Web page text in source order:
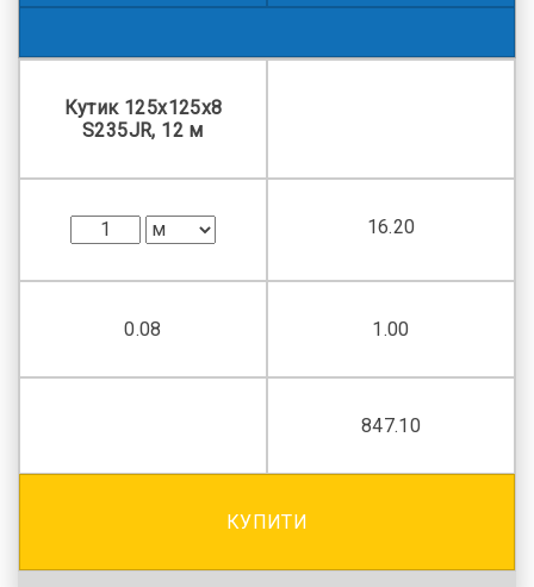
Кутик 125х125х8
S235JR, 12 м
16.20
0.08 1.00
847.10
КУПИТИ